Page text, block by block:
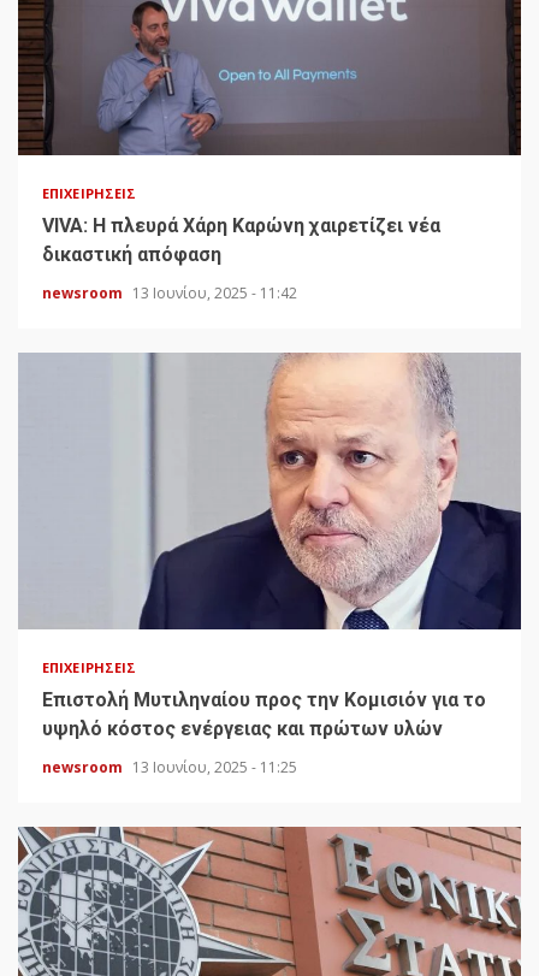
ΕΠΙΧΕΙΡΉΣΕΙΣ
VIVA: Η πλευρά Χάρη Καρώνη χαιρετίζει νέα
δικαστική απόφαση
newsroom 13 Ιουνίου, 2025 - 11:42
ΕΠΙΧΕΙΡΉΣΕΙΣ
Επιστολή Μυτιληναίου προς την Κομισιόν για το
υψηλό κόστος ενέργειας και πρώτων υλών
newsroom 13 Ιουνίου, 2025 - 11:25